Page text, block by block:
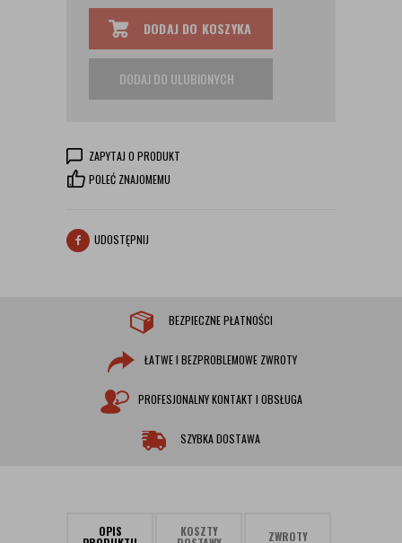
DODAJ DO KOSZYKA
DODAJ DO ULUBIONYCH
ZAPYTAJ O PRODUKT
POLEĆ ZNAJOMEMU
UDOSTĘPNIJ
BEZPIECZNE PŁATNOŚCI
ŁATWE I BEZPROBLEMOWE ZWROTY
PROFESJONALNY KONTAKT I OBSŁUGA
SZYBKA DOSTAWA
OPIS KOSZTY ZWROTY